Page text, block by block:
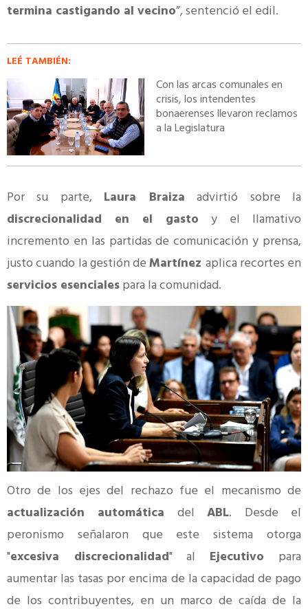
termina castigando al vecino”, sentenció el edil.
LEÉ TAMBIÉN:
Con las arcas comunales en
crisis, los intendentes
bonaerenses llevaron reclamos
a la Legislatura
Por su parte, Laura Braiza advirtió sobre la
discrecionalidad en el gasto y el llamativo
incremento en las partidas de comunicación y prensa,
justo cuando la gestión deMartínez aplica recortes en
servicios esencialespara la comunidad.
Otro de los ejes del rechazo fue el mecanismo de
actualización automática delABL. Desde el
peronismo señalaron que este sistema otorga
"excesiva discrecionalidad" al Ejecutivo para
aumentar las tasas por encima de la capacidad de pago
de los contribuyentes, en un marco de caída de la